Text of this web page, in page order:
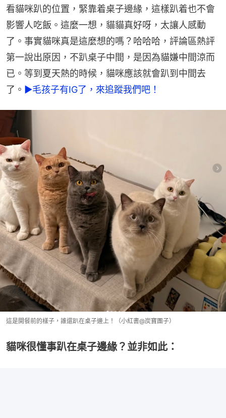
看貓咪趴的位置，緊靠着桌子邊緣，這樣趴着也不會
影響人吃飯。這麼一想，貓貓真好呀，太讓人感動
了。事實貓咪真是這麼想的嗎？哈哈哈，評論區熱評
第一說出原因，不趴桌子中間，是因為貓嫌中間涼而
已。等到夏天熱的時候，貓咪應該就會趴到中間去
了。 ►毛孩子有IG了，來追蹤我們吧！
這是開餐前的樣子，誰還趴在桌子邊上！（小紅書@炭寶團子）
貓咪很懂事趴在桌子邊緣？並非如此：